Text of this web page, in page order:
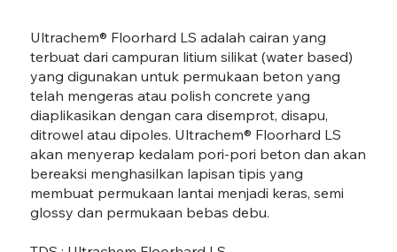
FLOORHARD LS-03.jpg
Ultrachem® Floorhard LS adalah cairan yang
terbuat dari campuran litium silikat (water based)
yang digunakan untuk permukaan beton yang
telah mengeras atau polish concrete yang
diaplikasikan dengan cara disemprot, disapu,
ditrowel atau dipoles. Ultrachem® Floorhard LS
akan menyerap kedalam pori-pori beton dan akan
bereaksi menghasilkan lapisan tipis yang
membuat permukaan lantai menjadi keras, semi
glossy dan permukaan bebas debu.